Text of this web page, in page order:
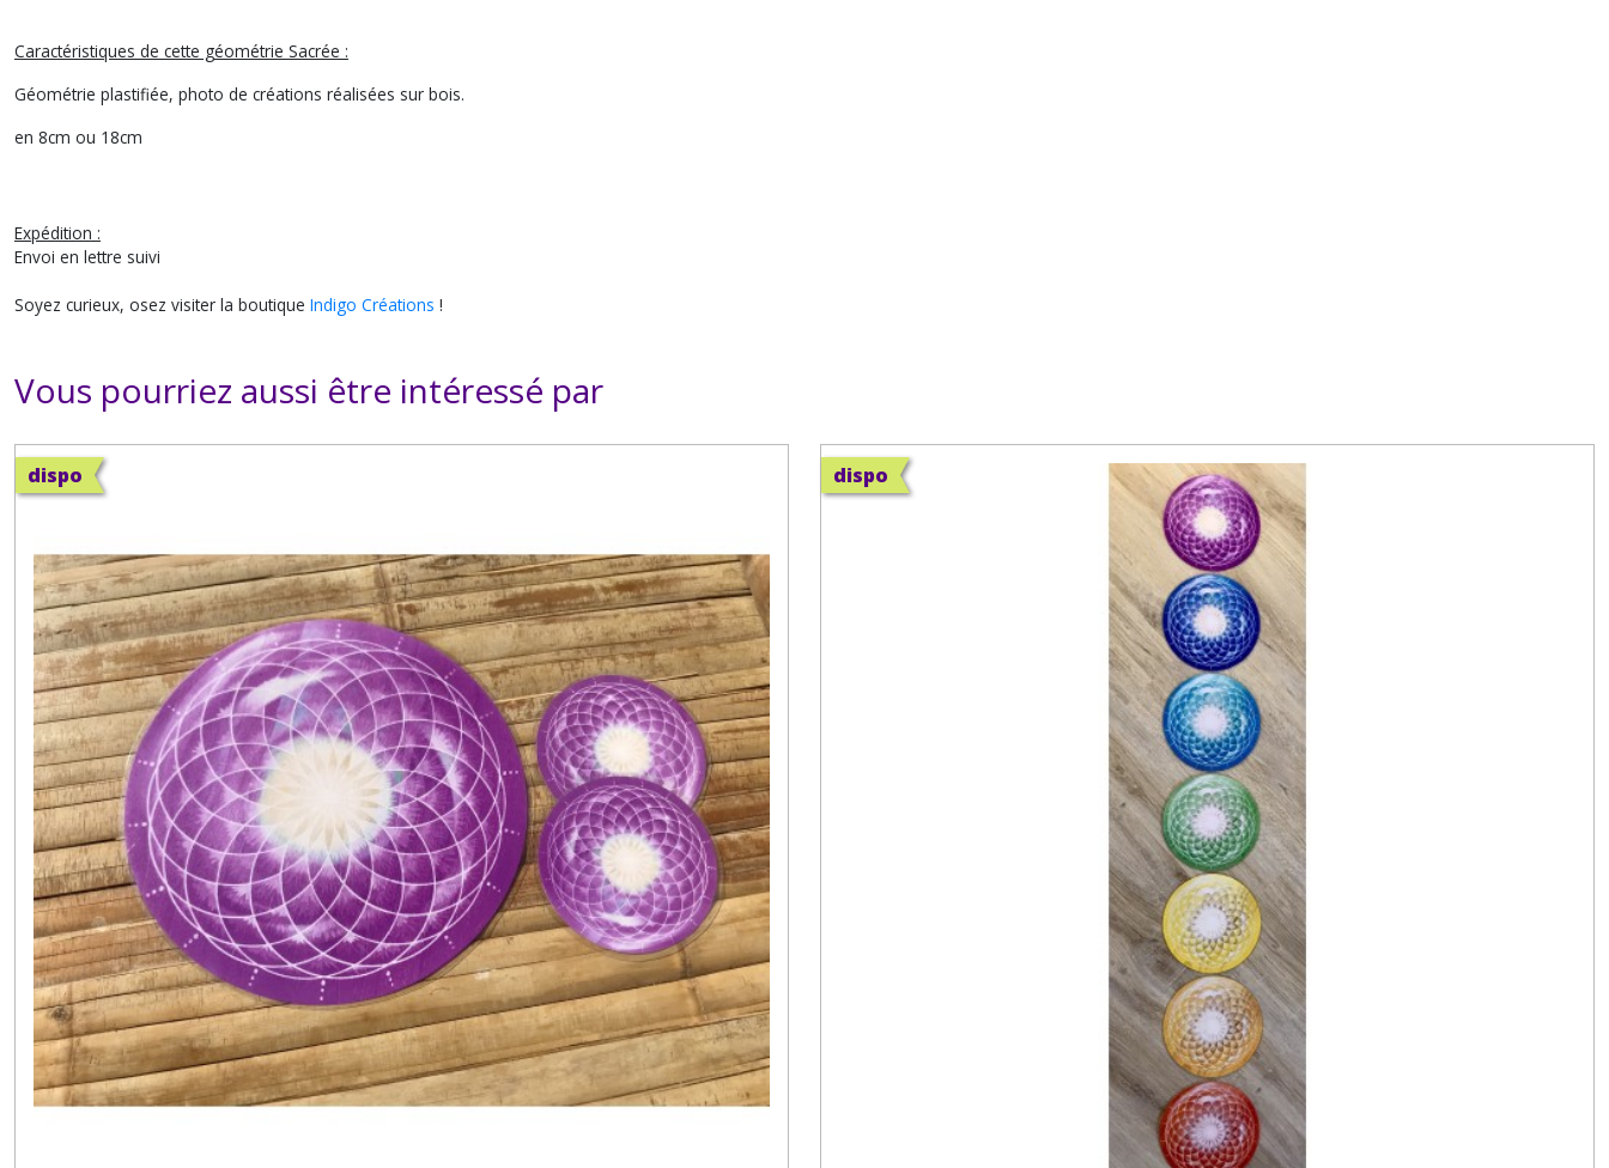
Caractéristiques de cette géométrie Sacrée :
Géométrie plastifiée, photo de créations réalisées sur bois.
en 8cm ou 18cm
Expédition :
Envoi en lettre suivi
Soyez curieux, osez visiter la boutique Indigo Créations !
Vous pourriez aussi être intéressé par
dispo dispo